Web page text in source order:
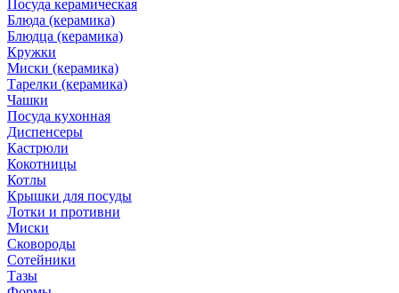
Посуда керамическая
Блюда (керамика)
Блюдца (керамика)
Кружки
Миски (керамика)
Тарелки (керамика)
Чашки
Посуда кухонная
Диспенсеры
Кастрюли
Кокотницы
Котлы
Крышки для посуды
Лотки и противни
Миски
Сковороды
Сотейники
Тазы